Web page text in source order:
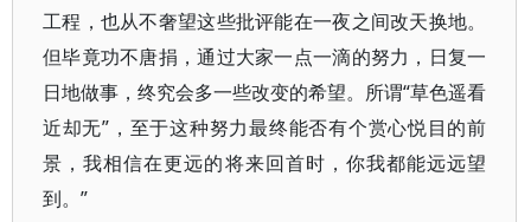
工程，也从不奢望这些批评能在一夜之间改天换地。
但毕竟功不唐捐，通过大家一点一滴的努力，日复一
日地做事，终究会多一些改变的希望。所谓“草色遥看
近却无”，至于这种努力最终能否有个赏心悦目的前
景，我相信在更远的将来回首时，你我都能远远望
到。”